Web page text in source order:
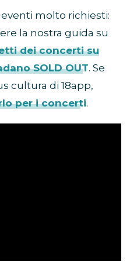
molto richiesti:
la nostra guida su
dei concerti su
SOLD OUT. Se
cultura di 18app,
per i concerti.